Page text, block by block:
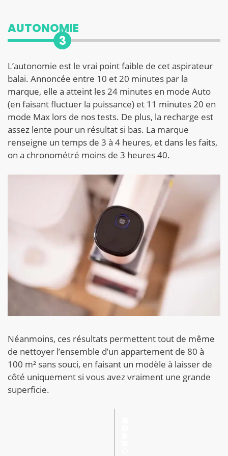
AUTONOMIE
3
L’autonomie est le vrai point faible de cet aspirateur
balai. Annoncée entre 10 et 20 minutes par la
marque, elle a atteint les 24 minutes en mode Auto
(en faisant fluctuer la puissance) et 11 minutes 20 en
mode Max lors de nos tests. De plus, la recharge est
assez lente pour un résultat si bas. La marque
renseigne un temps de 3 à 4 heures, et dans les faits,
on a chronométré moins de 3 heures 40.
Néanmoins, ces résultats permettent tout de même
de nettoyer l’ensemble d’un appartement de 80 à
100 m² sans souci, en faisant un modèle à laisser de
côté uniquement si vous avez vraiment une grande
superficie.